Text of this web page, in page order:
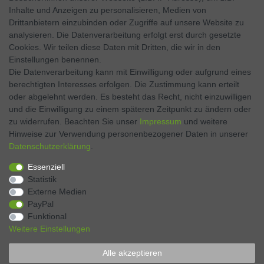
Twitter
Instagram
VERTRAG WIDERRUFEN Kontakt
Zahlen Sie bequem per
Inhalte und Anzeigen zu personalisieren, Medien von
Drittanbietern einzubinden oder Zugriffe auf unsere Website zu
analysieren. Die Datenverarbeitung erfolgt erst durch gesetzte
Cookies. Wir teilen diese Daten mit Dritten, die wir in den
Einstellungen benennen.
Die Datenverarbeitung kann mit Einwilligung oder aufgrund eines
berechtigten Interesses erfolgen. Die Zustimmung kann erteilt
oder abgelehnt werden. Es besteht das Recht, nicht einzuwilligen
und die Einwilligung zu einem späteren Zeitpunkt zu ändern oder
zu widerrufen. Beachten Sie unser Impressum und weitere
Hinweise zur Verwendung personenbezogener Daten in unserer
Daten­schutz­erklärung
Essenziell
Statistik
Externe Medien
PayPal
Funktional
Weitere Einstellungen
Alle akzeptieren